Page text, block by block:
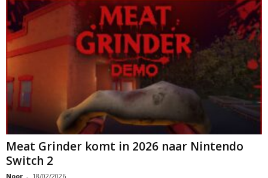
Meat Grinder komt in 2026 naar Nintendo
Switch 2
Noor - 18/02/2026